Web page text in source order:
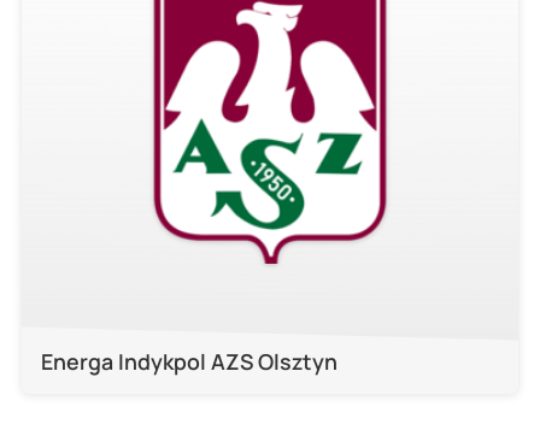
Energa Indykpol AZS Olsztyn